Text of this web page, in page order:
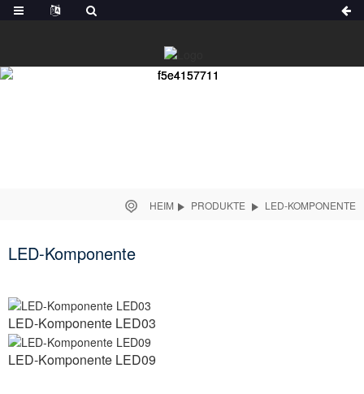
HEIM PRODUKTE LED-KOMPONENTE
LED-Komponente
LED-Komponente LED03
LED-Komponente LED09